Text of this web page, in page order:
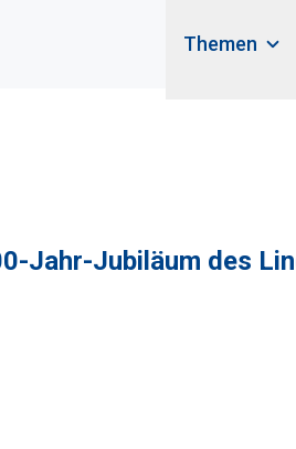
Themen
Jahr-Jubiläum des